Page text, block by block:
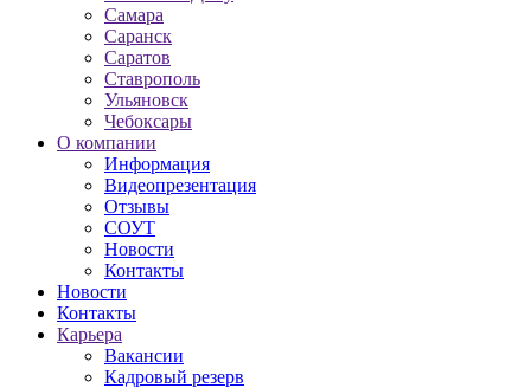
Самара
Саранск
Саратов
Ставрополь
Ульяновск
Чебоксары
О компании
Информация
Видеопрезентация
Отзывы
СОУТ
Новости
Контакты
Новости
Контакты
Карьера
Вакансии
Кадровый резерв